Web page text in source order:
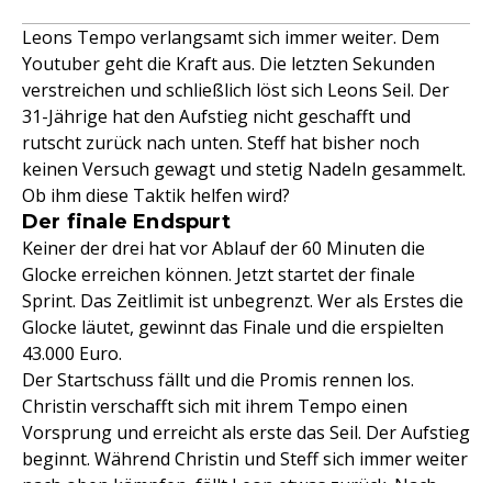
Leons Tempo verlangsamt sich immer weiter. Dem
Youtuber geht die Kraft aus. Die letzten Sekunden
verstreichen und schließlich löst sich Leons Seil. Der
31-Jährige hat den Aufstieg nicht geschafft und
rutscht zurück nach unten. Steff hat bisher noch
keinen Versuch gewagt und stetig Nadeln gesammelt.
Ob ihm diese Taktik helfen wird?
Der finale Endspurt
Keiner der drei hat vor Ablauf der 60 Minuten die
Glocke erreichen können. Jetzt startet der finale
Sprint. Das Zeitlimit ist unbegrenzt. Wer als Erstes die
Glocke läutet, gewinnt das Finale und die erspielten
43.000 Euro.
Der Startschuss fällt und die Promis rennen los.
Christin verschafft sich mit ihrem Tempo einen
Vorsprung und erreicht als erste das Seil. Der Aufstieg
beginnt. Während Christin und Steff sich immer weiter